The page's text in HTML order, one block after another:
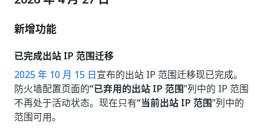
新增功能
已完成出站 IP 范围迁移
2025 年 10 月 15 日宣布的出站 IP 范围迁移现已完成。
防火墙配置页面的“已弃用的出站 IP 范围”列中的 IP 范围
不再处于活动状态。现在只有“当前出站 IP 范围”列中的
范围可用。